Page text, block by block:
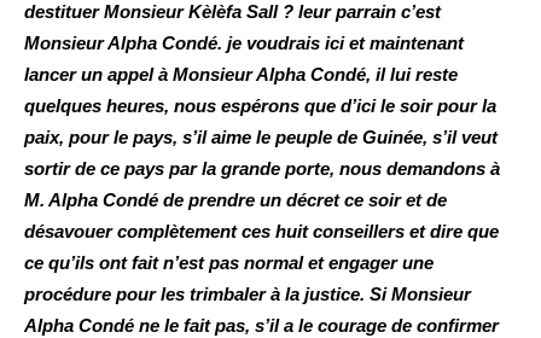
destituer Monsieur Kèlèfa Sall ? leur parrain c’est
Monsieur Alpha Condé. je voudrais ici et maintenant
lancer un appel à Monsieur Alpha Condé, il lui reste
quelques heures, nous espérons que d’ici le soir pour la
paix, pour le pays, s’il aime le peuple de Guinée, s’il veut
sortir de ce pays par la grande porte, nous demandons à
M. Alpha Condé de prendre un décret ce soir et de
désavouer complètement ces huit conseillers et dire que
ce qu’ils ont fait n’est pas normal et engager une
procédure pour les trimbaler à la justice. Si Monsieur
Alpha Condé ne le fait pas, s’il a le courage de confirmer